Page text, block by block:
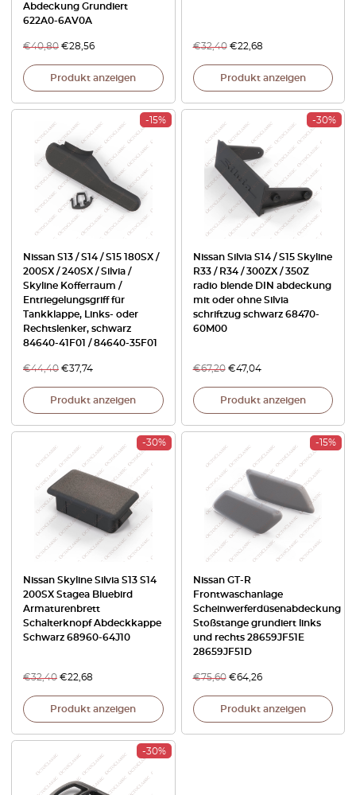
Abdeckung Grundiert
622A0-6AV0A
€40,80 €28,56
Produkt anzeigen
€32,40 €22,68
Produkt anzeigen
-15%
Nissan S13 / S14 / S15 180SX /
200SX / 240SX / Silvia /
Skyline Kofferraum /
Entriegelungsgriff für
Tankklappe, Links- oder
Rechtslenker, schwarz
84640-41F01 / 84640-35F01
€44,40 €37,74
Produkt anzeigen
-30%
Nissan Silvia S14 / S15 Skyline
R33 / R34 / 300ZX / 350Z
radio blende DIN abdeckung
mit oder ohne Silvia
schriftzug schwarz 68470-
60M00
€67,20 €47,04
Produkt anzeigen
-30%
Nissan Skyline Silvia S13 S14
200SX Stagea Bluebird
Armaturenbrett
Schalterknopf Abdeckkappe
Schwarz 68960-64J10
€32,40 €22,68
Produkt anzeigen
-15%
Nissan GT-R
Frontwaschanlage
Scheinwerferdüsenabdeckung
Stoßstange grundiert links
und rechts 28659JF51E
28659JF51D
€75,60 €64,26
Produkt anzeigen
-30%